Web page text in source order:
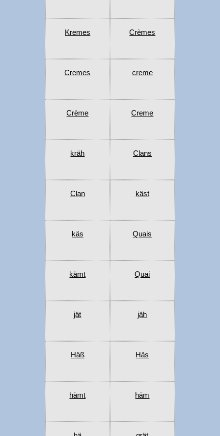
Kremes Crèmes
Cremes creme
Crème Creme
kräh Clans
Clan käst
käs Quais
kämt Quai
jät jäh
Häß Häs
hämt häm